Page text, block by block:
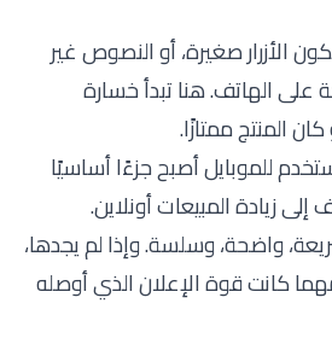
الأزرار صغيرة، أو النصوص غير
على الهاتف. هنا تبدأ خسارة
المنتج ممتازًا.
للموبايل أصبح جزءًا أساسيًا
زيادة المبيعات أونلاين.
واضحة، وسلسة. وإذا لم يجدها،
كانت قوة الإعلان الذي أوصله